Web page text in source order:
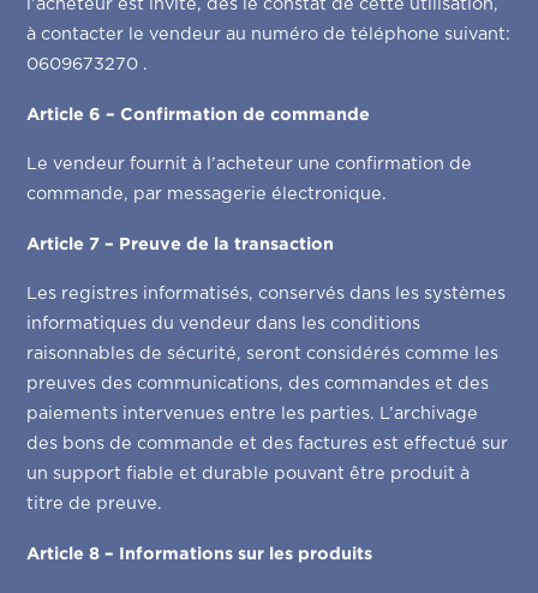
l’acheteur est invité, dès le constat de cette utilisation,
à contacter le vendeur au numéro de téléphone suivant:
0609673270 .
Article 6 – Confirmation de commande
Le vendeur fournit à l’acheteur une confirmation de
commande, par messagerie électronique.
Article 7 – Preuve de la transaction
Les registres informatisés, conservés dans les systèmes
informatiques du vendeur dans les conditions
raisonnables de sécurité, seront considérés comme les
preuves des communications, des commandes et des
paiements intervenues entre les parties. L’archivage
des bons de commande et des factures est effectué sur
un support fiable et durable pouvant être produit à
titre de preuve.
Article 8 – Informations sur les produits